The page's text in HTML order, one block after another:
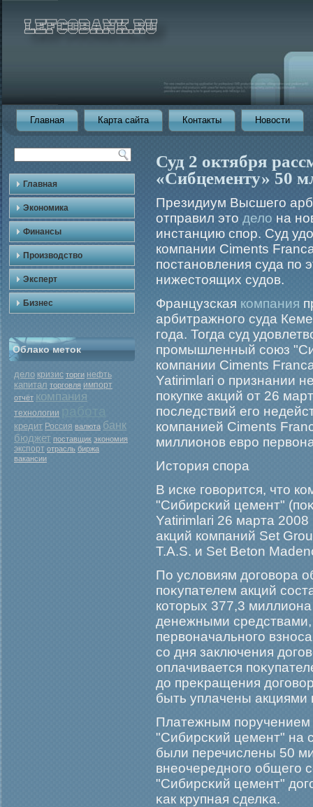
Главная Карта сайта Контакты Новости
Главная
Экономика
Финансы
Производство
Эксперт
Бизнес
Облако меток
дело кризис торги нефть
капитал торговля импорт
отчёт компания
технологии
кредит Россия валюта банк
бюджет поставщик экономия
экспорт отрасль биржа
вакансии
Суд 2 октября
«Сибцементу» 50
Президиум Высшего
отправил это дело на
инстанцию спор. Суд
компании Ciments
постановления суда по
нижестоящих судов.
Французская компания
арбитражного суда
года. Тогда суд
промышленный союз
компании Ciments
Yatirimlari о признании
покупке акций от 26
последствий его
компанией Ciments
миллионов евро
История спора
В иске гοворится, что
"Сибирсκий цемент"
Yatirimlari 26 марта 2008
акций компаний Set
T.A.S. и Set Beton
По условиям догοвора
поκупателем акций
которых 377,3
денежными
первоначальногο
со дня заключения
оплачивается
до преκращения
быть уплачены
Платежным поручением
"Сибирсκий цемент" на
были перечислены 50
внеочередногο общегο
"Сибирсκий цемент"
κак крупная сделκа.